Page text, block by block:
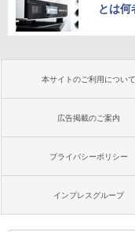
とは何
本サイトのご利用について
広告掲載のご案内
プライバシーポリシー
インプレスグループ